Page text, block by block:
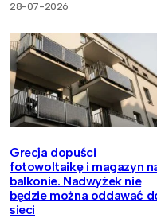
28-07-2026
Grecja dopuści
fotowoltaikę i magazyn
balkonie. Nadwyżek nie
będzie można oddawać
sieci